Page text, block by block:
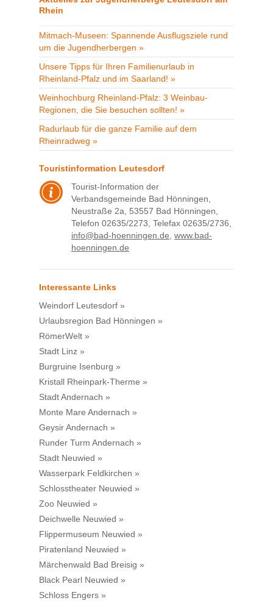
Rhein
Mitmach-Museen: Spannende Ausflugsziele rund
um die Jugendherbergen »
Unsere Tipps für Ihren Familienurlaub in
Rheinland-Pfalz und im Saarland! »
Weinhochburg Rheinland-Pfalz: 3 Weinbau-
Regionen, die Sie besuchen sollten! »
Radurlaub für die ganze Familie auf dem
Rheinradweg »
Touristinformation Leutesdorf
Tourist-Information der
Verbandsgemeinde Bad Hönningen,
Neustraße 2a, 53557 Bad Hönningen,
Telefon 02635/2273, Telefax 02635/2736,
info@bad-hoenningen.de, www.bad-
hoenningen.de
Interessante Links
Weindorf Leutesdorf »
Urlaubsregion Bad Hönningen »
RömerWelt »
Stadt Linz »
Burgruine Isenburg »
Kristall Rheinpark-Therme »
Stadt Andernach »
Monte Mare Andernach »
Geysir Andernach »
Runder Turm Andernach »
Stadt Neuwied »
Wasserpark Feldkirchen »
Schlosstheater Neuwied »
Zoo Neuwied »
Deichwelle Neuwied »
Flippermuseum Neuwied »
Piratenland Neuwied »
Märchenwald Bad Breisig »
Black Pearl Neuwied »
Schloss Engers »